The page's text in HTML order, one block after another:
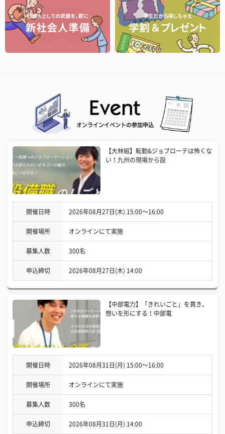
オンラインイベントの参加申込
【大林組】転勤&ジョブローテは怖くな
い！九州の現場から設
開催日時 2026年08月27日(木) 15:00〜16:00
開催場所 オンラインにて実施
募集人数 300名
申込締切 2026年08月27日(木) 14:00
【中部電力】「きれいごと」を貫き、
想いを形にする！中部電
開催日時 2026年08月31日(月) 15:00〜16:00
開催場所 オンラインにて実施
募集人数 300名
申込締切 2026年08月31日(月) 14:00